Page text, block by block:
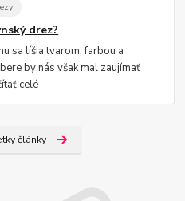
drez?
sa líšia tvarom, farbou a
by nás však mal zaujímať
celé
články